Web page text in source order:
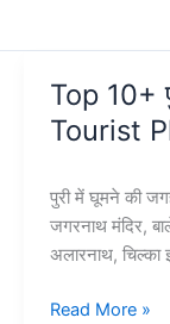
Top 10+
Tourist
पुरी में घूमने की
जगरनाथ मंदिर,
अलारनाथ, चिल्का
Top
Read More »